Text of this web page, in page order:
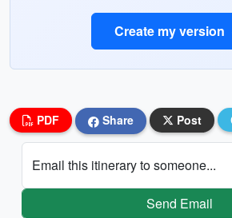
Create my version
PDF Share Post
Email this itinerary to someone...
Send Email